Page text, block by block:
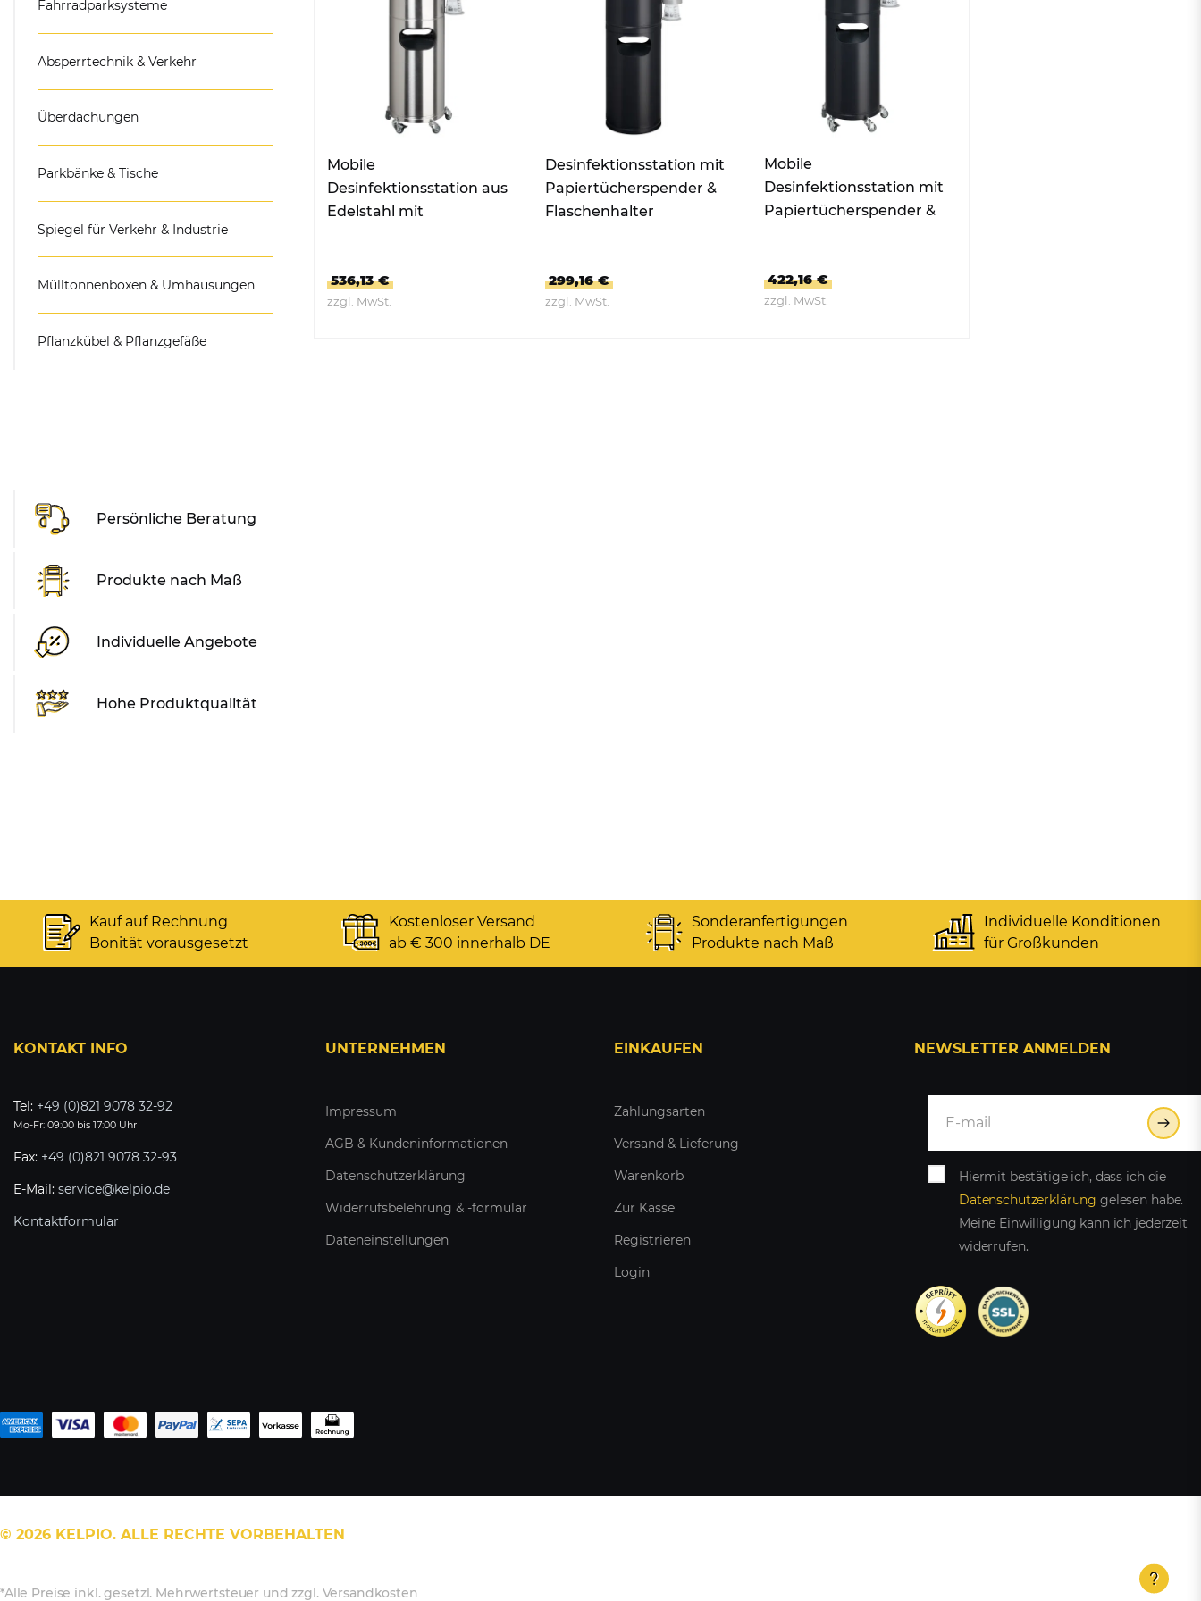
Hundekotbeutelspender
und Mülleimer
Fahrradparksysteme
Absperrtechnik & Verkehr
Überdachungen
Parkbänke & Tische
Spiegel für Verkehr & Industrie
Mülltonnenboxen & Umhausungen
Pflanzkübel & Pflanzgefäße
Persönliche Beratung
Produkte nach Maß
Individuelle Angebote
Hohe Produktqualität
Mobile
Desinfektionsstation aus
Edelstahl mit
536,13 €
zzgl. MwSt.
Desinfektionsstation mit
Papiertücherspender &
Flaschenhalter
299,16 €
zzgl. MwSt.
Mobile
Desinfektionsstation mit
Papiertücherspender &
422,16 €
zzgl. MwSt.
Kauf auf Rechnung
Bonität vorausgesetzt
Kostenloser Versand
ab € 300 innerhalb DE
Sonderanfertigungen
Produkte nach Maß
Individuelle Konditionen
für Großkunden
KONTAKT INFO
Tel: +49 (0)821 9078 32-92
Mo-Fr: 09:00 bis 17:00 Uhr
Fax: +49 (0)821 9078 32-93
E-Mail: service@kelpio.de
Kontaktformular
UNTERNEHMEN
Impressum
AGB & Kundeninformationen
Datenschutzerklärung
Widerrufsbelehrung & -formular
Dateneinstellungen
EINKAUFEN
Zahlungsarten
Versand & Lieferung
Warenkorb
Zur Kasse
Registrieren
Login
NEWSLETTER ANMELDEN
Hiermit bestätige ich, dass ich die
Daten­schutz­erklärung gelesen habe.
Meine Einwilligung kann ich jederzeit
widerrufen.
© 2026 KELPIO. ALLE RECHTE VORBEHALTEN
*Alle Preise inkl. gesetzl. Mehrwertsteuer und zzgl. Versandkosten